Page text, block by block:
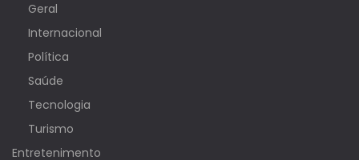
Geral
Internacional
Política
Saúde
Tecnologia
Turismo
Entretenimento